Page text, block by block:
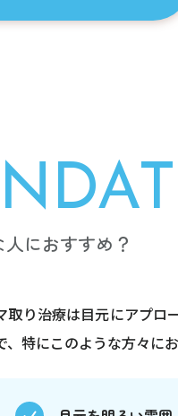
におすすめ？
取り治療は目元にアプロ
、特にこのような方々に